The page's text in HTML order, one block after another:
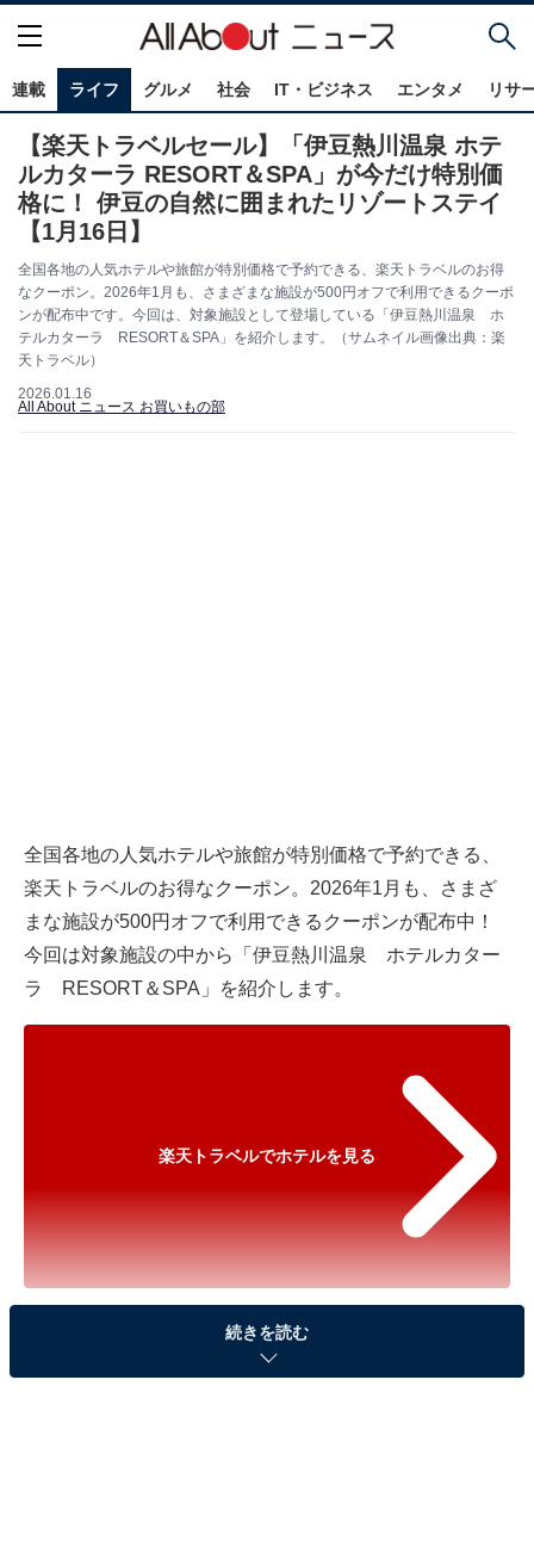
連載 ライフ グルメ 社会 IT・ビジネス エンタメ リサ
【楽天トラベルセール】「伊豆熱川温泉 ホテ
ルカターラ RESORT＆SPA」が今だけ特別価
格に！ 伊豆の自然に囲まれたリゾートステイ
【1月16日】
全国各地の人気ホテルや旅館が特別価格で予約できる、楽天トラベルのお得
なクーポン。2026年1月も、さまざまな施設が500円オフで利用できるクーポ
ンが配布中です。今回は、対象施設として登場している「伊豆熱川温泉 ホ
テルカターラ RESORT＆SPA」を紹介します。（サムネイル画像出典：楽
天トラベル）
2026.01.16
All About ニュース お買いもの部
全国各地の人気ホテルや旅館が特別価格で予約できる、
楽天トラベルのお得なクーポン。2026年1月も、さまざ
まな施設が500円オフで利用できるクーポンが配布中！
今回は対象施設の中から「伊豆熱川温泉 ホテルカター
ラ RESORT＆SPA」を紹介します。
楽天トラベルでホテルを見る
※以下のセール情報は2026年1月16日21時現在のもので
す。料金の変更、満室の場合もあります。
続きを読む